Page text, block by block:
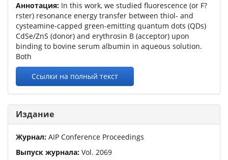
Аннотация: In this work, we studied fluorescence (or F?
rster) resonance energy transfer between thiol- and
cysteamine-capped green-emitting quantum dots (QDs)
CdSe/ZnS (donor) and erythrosin B (acceptor) upon
binding to bovine serum albumin in aqueous solution.
Both
Ссылки на полный текст
Издание
Журнал: AIP Conference Proceedings
Выпуск журнала: Vol. 2069